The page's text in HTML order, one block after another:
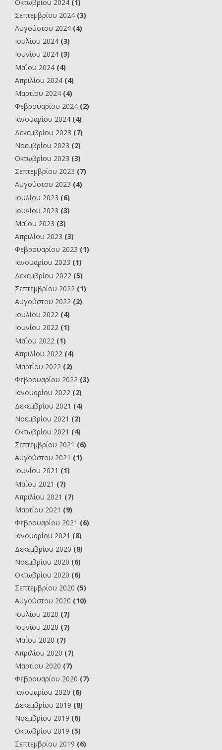
Οκτωβρίου 2024 (1)
Σεπτεμβρίου 2024 (3)
Αυγούστου 2024 (4)
Ιουλίου 2024 (3)
Ιουνίου 2024 (3)
Μαΐου 2024 (4)
Απριλίου 2024 (4)
Μαρτίου 2024 (4)
Φεβρουαρίου 2024 (2)
Ιανουαρίου 2024 (4)
Δεκεμβρίου 2023 (7)
Νοεμβρίου 2023 (2)
Οκτωβρίου 2023 (3)
Σεπτεμβρίου 2023 (7)
Αυγούστου 2023 (4)
Ιουλίου 2023 (6)
Ιουνίου 2023 (3)
Μαΐου 2023 (3)
Απριλίου 2023 (3)
Φεβρουαρίου 2023 (1)
Ιανουαρίου 2023 (1)
Δεκεμβρίου 2022 (5)
Σεπτεμβρίου 2022 (1)
Αυγούστου 2022 (2)
Ιουλίου 2022 (4)
Ιουνίου 2022 (1)
Μαΐου 2022 (1)
Απριλίου 2022 (4)
Μαρτίου 2022 (2)
Φεβρουαρίου 2022 (3)
Ιανουαρίου 2022 (2)
Δεκεμβρίου 2021 (4)
Νοεμβρίου 2021 (2)
Οκτωβρίου 2021 (4)
Σεπτεμβρίου 2021 (6)
Αυγούστου 2021 (1)
Ιουνίου 2021 (1)
Μαΐου 2021 (7)
Απριλίου 2021 (7)
Μαρτίου 2021 (9)
Φεβρουαρίου 2021 (6)
Ιανουαρίου 2021 (8)
Δεκεμβρίου 2020 (8)
Νοεμβρίου 2020 (6)
Οκτωβρίου 2020 (6)
Σεπτεμβρίου 2020 (5)
Αυγούστου 2020 (10)
Ιουλίου 2020 (7)
Ιουνίου 2020 (7)
Μαΐου 2020 (7)
Απριλίου 2020 (7)
Μαρτίου 2020 (7)
Φεβρουαρίου 2020 (7)
Ιανουαρίου 2020 (6)
Δεκεμβρίου 2019 (8)
Νοεμβρίου 2019 (6)
Οκτωβρίου 2019 (5)
Σεπτεμβρίου 2019 (6)